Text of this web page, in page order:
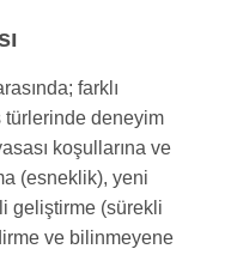
farklı
deneyim
koşullarına ve
(esneklik), yeni
geliştirme (sürekli
ve bilinmeyene